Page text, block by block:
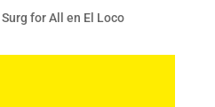
for All en El Loco